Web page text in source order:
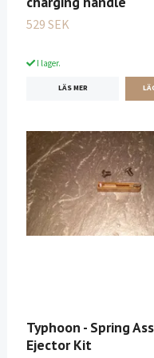
529 SEK
I lager.
LÄS MER
Typhoon - Spring
Ejector Kit